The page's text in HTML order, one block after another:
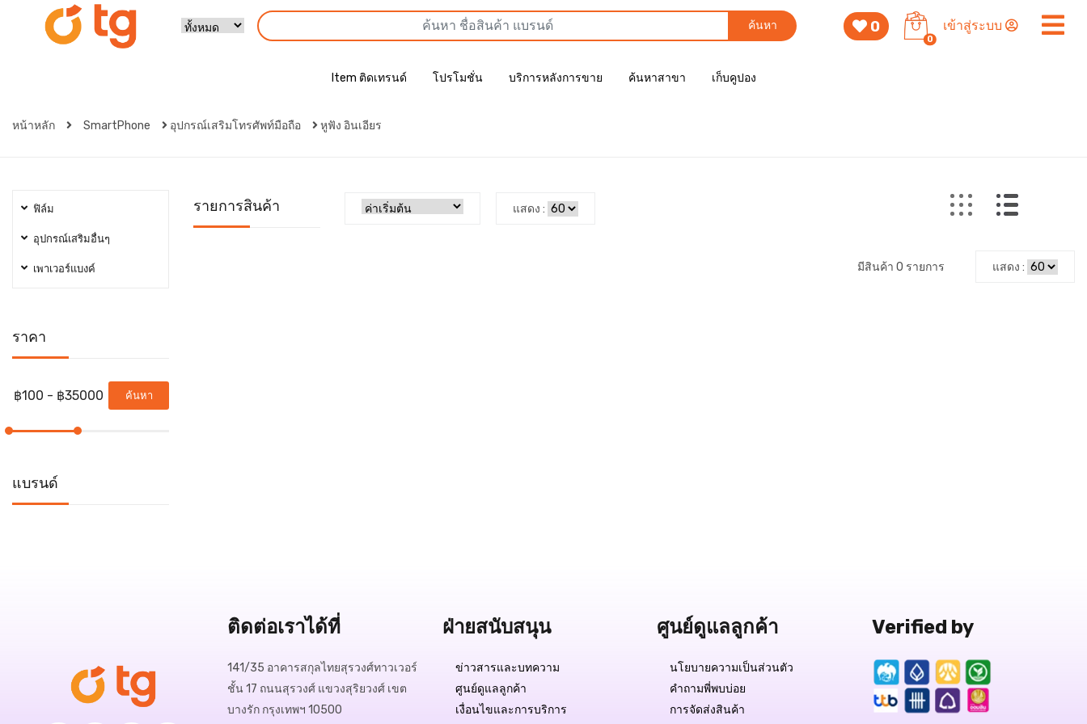
ค้นหา 0
0
เข้าสู่ระบบ
Item ติดเทรนด์ โปรโมชั่น บริการหลังการขาย ค้นหาสาขา เก็บคูปอง
หน้าหลัก SmartPhone อุปกรณ์เสริมโทรศัพท์มือถือ หูฟัง อินเอียร
ฟิล์ม
อุปกรณ์เสริมอื่นๆ
เพาเวอร์แบงค์
ราคา
ค้นหา
แบรนด์
รายการสินค้า แสดง :
มีสินค้า 0 รายการ แสดง :
ติดต่อเราได้ที่
141/35 อาคารสกุลไทยสุรวงศ์ทาวเวอร์
ชั้น 17 ถนนสุรวงศ์ แขวงสุริยวงศ์ เขต
บางรัก กรุงเทพฯ 10500
ฝ่ายสนับสนุน
ข่าวสารและบทความ
ศูนย์ดูแลลูกค้า
เงื่อนไขและการบริการ
ศูนย์ดูแลลูกค้า
นโยบายความเป็นส่วนตัว
คำถามพี่พบบ่อย
การจัดส่งสินค้า
Verified by